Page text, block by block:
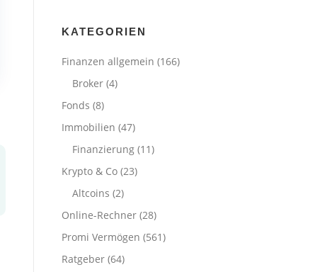
KATEGORIEN
Finanzen allgemein (166)
Broker (4)
Fonds (8)
Immobilien (47)
Finanzierung (11)
Krypto & Co (23)
Altcoins (2)
Online-Rechner (28)
Promi Vermögen (561)
Ratgeber (64)